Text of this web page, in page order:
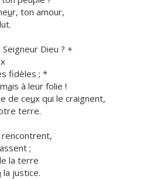
ur, ton amour,
Seigneur Dieu ? +
fidèles ; *
ais à leur folie !
de ceux qui le craignent,
terre.
;
la terre
la justice.